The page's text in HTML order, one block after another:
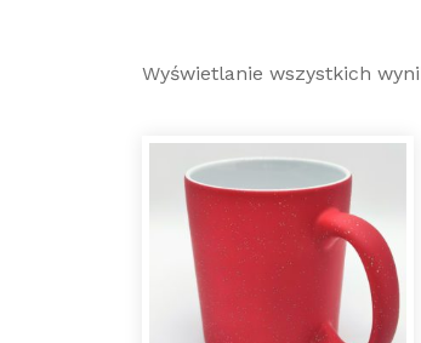
Wyświetlanie wszystkich